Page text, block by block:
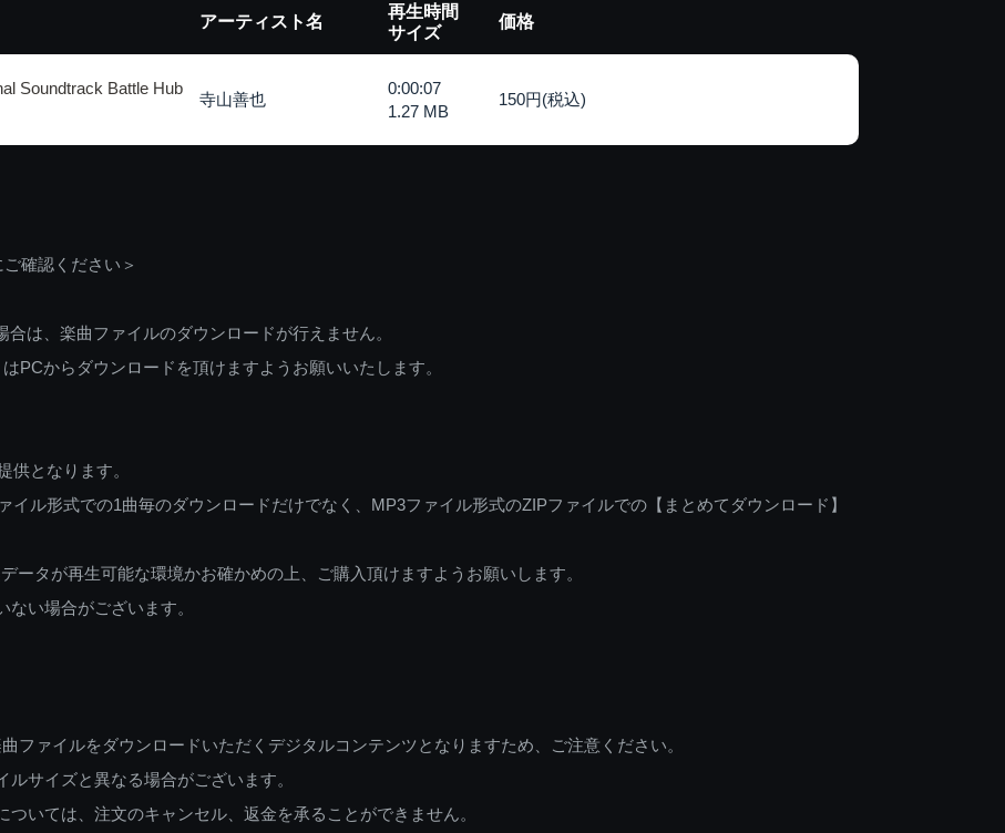
アーティスト名
再生時間
サイズ
価格
Soundtrack Battle Hub
寺山善也
0:00:07
1.27 MB
150円(税込)
確認ください＞
は、楽曲ファイルのダウンロードが行えません。
PCからダウンロードを頂けますようお願いいたします。
供となります。
ル形式での1曲毎のダウンロードだけでなく、MP3ファイル形式のZIPファイルでの【まとめてダウンロード】
タが再生可能な環境かお確かめの上、ご購入頂けますようお願いします。
い場合がございます。
ファイルをダウンロードいただくデジタルコンテンツとなりますため、ご注意ください。
サイズと異なる場合がございます。
いては、注文のキャンセル、返金を承ることができません。